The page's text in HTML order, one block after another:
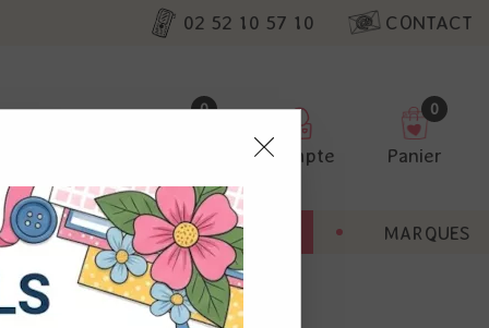
02 52 10 57 10 CONTACT
0
Compte
0
Panier
BONNES AFFAIRES MARQUES
nos